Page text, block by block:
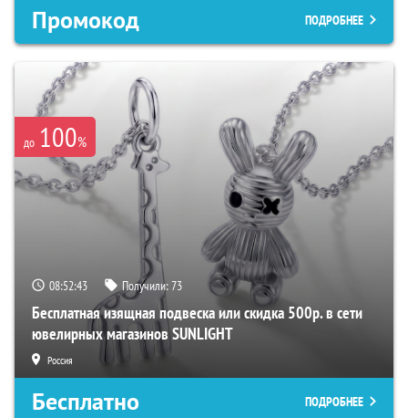
Промокод ПОДРОБНЕЕ
до 100%
08:52:41 Получили:73
Бесплатная изящная подвеска или скидка 500р. в сети
ювелирных магазинов SUNLIGHT
Россия
Бесплатно ПОДРОБНЕЕ